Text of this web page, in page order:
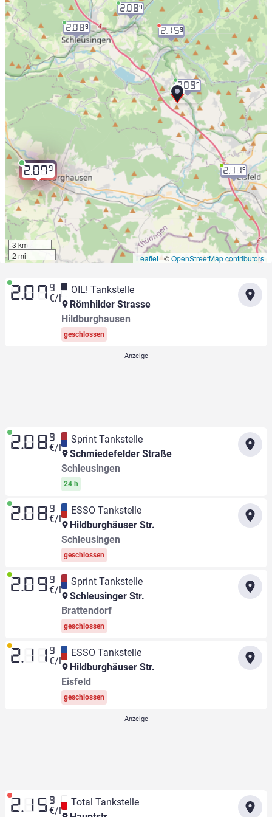
2.079 2.119
2.099
2.159
2.089
2.089
3 km
2 mi
Leaflet|©OpenStreetMap contributors
2.07 9
€/l
OIL! Tankstelle
Römhilder Strasse
Hildburghausen
geschlossen
2.08 9
€/l
Sprint Tankstelle
Schmiedefelder Straße
Schleusingen
24 h
2.08 9
€/l
ESSO Tankstelle
Hildburghäuser Str.
Schleusingen
geschlossen
2.09 9
€/l
Sprint Tankstelle
Schleusinger Str.
Brattendorf
geschlossen
2.11 9
€/l
ESSO Tankstelle
Hildburghäuser Str.
Eisfeld
geschlossen
2.15 9
€/l
Total Tankstelle